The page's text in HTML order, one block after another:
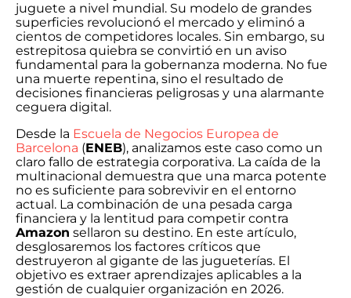
juguete a nivel mundial. Su modelo de grandes
superficies revolucionó el mercado y eliminó a
cientos de competidores locales. Sin embargo, su
estrepitosa quiebra se convirtió en un aviso
fundamental para la gobernanza moderna. No fue
una muerte repentina, sino el resultado de
decisiones financieras peligrosas y una alarmante
ceguera digital.
Desde la Escuela de Negocios Europea de
Barcelona (ENEB), analizamos este caso como un
claro fallo de estrategia corporativa. La caída de la
multinacional demuestra que una marca potente
no es suficiente para sobrevivir en el entorno
actual. La combinación de una pesada carga
financiera y la lentitud para competir contra
Amazon sellaron su destino. En este artículo,
desglosaremos los factores críticos que
destruyeron al gigante de las jugueterías. El
objetivo es extraer aprendizajes aplicables a la
gestión de cualquier organización en 2026.